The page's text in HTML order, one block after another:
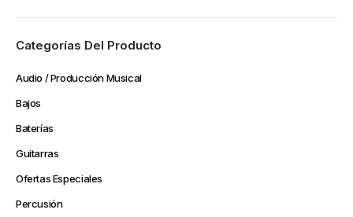
Categorías Del Producto
Audio / Producción Musical
Bajos
Baterías
Guitarras
Ofertas Especiales
Percusión